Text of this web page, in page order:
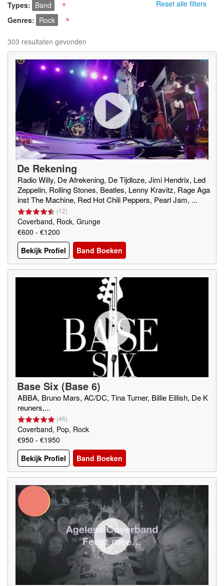
Reset alle filters
Types Band
Genres
Rock
303 resultaten gevonden
De Rekening
Radio Willy, De Afrekening, De Tijdloze, Jimi Hendrix, Led
Zeppelin, Rolling Stones, Beatles, Lenny Kravitz, Rage Aga
inst The Machine, Red Hot Chili Peppers, Pearl Jam, ...
(12)
Coverband, Rock, Grunge
€600 - €1200
Bekijk Profiel
Band Boeken
Base Six (Base 6)
ABBA, Bruno Mars, AC/DC, Tina Turner, Billie Eillish, De K
reuners,...
(46)
Coverband, Pop, Rock
€950 - €1950
Bekijk Profiel
Band Boeken